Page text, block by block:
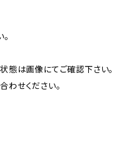
態は画像にてご確認下さい。
わせください。